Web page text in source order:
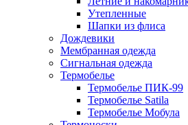
Утепленные
Шапки из флиса
Дождевики
Мембранная одежда
Сигнальная одежда
Термобелье
Термобелье ПИК-99
Термобелье Satila
Термобелье Мобула